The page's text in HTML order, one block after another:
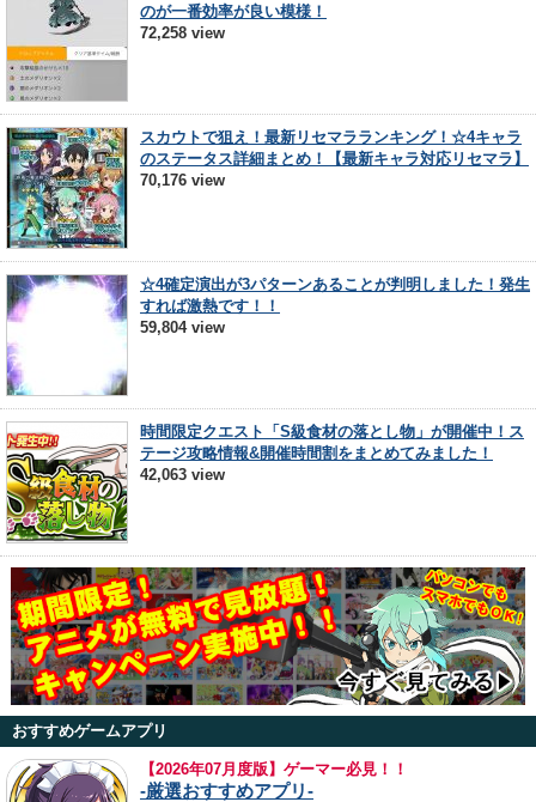
のが一番効率が良い模様！
72,258 view
スカウトで狙え！最新リセマラランキング！☆4キャラ
のステータス詳細まとめ！【最新キャラ対応リセマラ】
70,176 view
☆4確定演出が3パターンあることが判明しました！発生
すれば激熱です！！
59,804 view
時間限定クエスト「S級食材の落とし物」が開催中！ス
テージ攻略情報&開催時間割をまとめてみました！
42,063 view
おすすめゲームアプリ
【2026年07月度版】ゲーマー必見！！
-厳選おすすめアプリ-